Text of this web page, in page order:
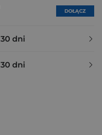
DOŁĄCZ
30 dni
30 dni